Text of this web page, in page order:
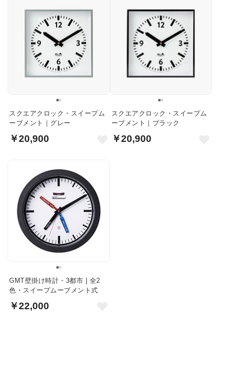
スクエアクロック・スイープム
ーブメント｜グレー
￥20,900
スクエアクロック・スイープム
ーブメント｜ブラック
￥20,900
GMT壁掛け時計・3都市 | 全2
色・スイープムーブメント式
￥22,000